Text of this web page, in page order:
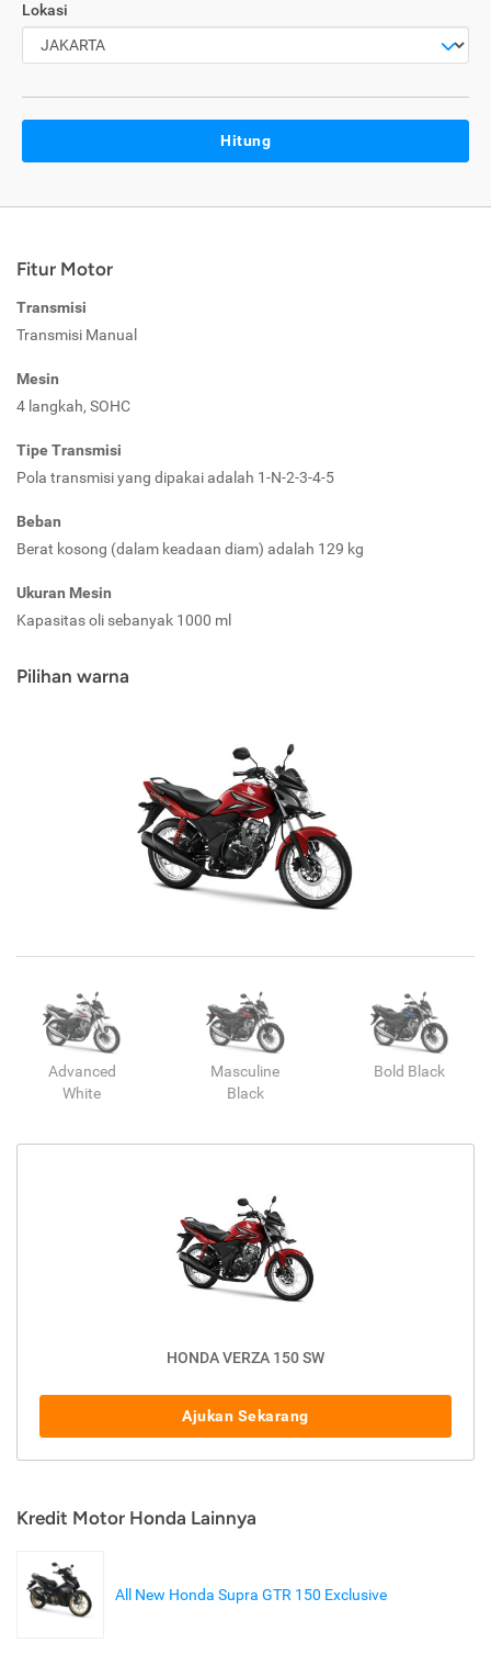
Lokasi
Hitung
Fitur Motor
Transmisi
Transmisi Manual
Mesin
4 langkah, SOHC
Tipe Transmisi
Pola transmisi yang dipakai adalah 1-N-2-3-4-5
Beban
Berat kosong (dalam keadaan diam) adalah 129 kg
Ukuran Mesin
Kapasitas oli sebanyak 1000 ml
Pilihan warna
Advanced
White
Masculine
Black
Bold Black
HONDA VERZA 150 SW
Ajukan Sekarang
Kredit Motor Honda Lainnya
All New Honda Supra GTR 150 Exclusive